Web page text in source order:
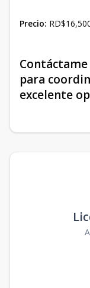
Precio:
para
excelente